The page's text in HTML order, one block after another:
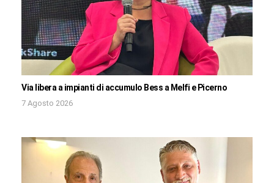
Via libera a impianti di accumulo Bess a Melfi e Picerno
7 Agosto 2026